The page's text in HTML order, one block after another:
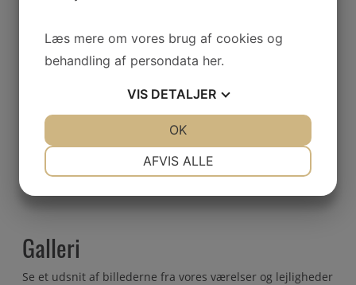
Se en oversigt over priser på forskellige hotelværelser og
hotel-lejligheder.
Galleri
Se et udsnit af billederne fra vores værelser og lejligheder
Læs mere om vores brug af cookies og
behandling af persondata her.
VIS DETALJER
AFVIS ALLE
OK